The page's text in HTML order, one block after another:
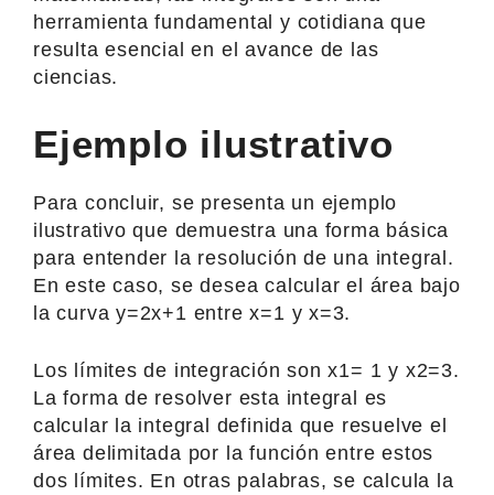
herramienta fundamental y cotidiana que
resulta esencial en el avance de las
ciencias.
Ejemplo ilustrativo
Para concluir, se presenta un ejemplo
ilustrativo que demuestra una forma básica
para entender la resolución de una integral.
En este caso, se desea calcular el área bajo
la curva y=2x+1 entre x=1 y x=3.
Los límites de integración son x1= 1 y x2=3.
La forma de resolver esta integral es
calcular la integral definida que resuelve el
área delimitada por la función entre estos
dos límites. En otras palabras, se calcula la